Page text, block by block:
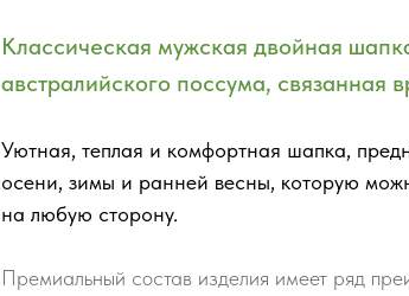
Классическая мужская двойная
австралийского поссума, связанная
Уютная, теплая и комфортная шапка,
осени, зимы и ранней весны, которую
на любую сторону.
Премиальный состав изделия имеет ряд